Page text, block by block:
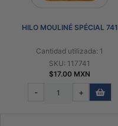
HILO MOULINÉ SPÉCIAL 741
Cantidad utilizada: 1
SKU: 117741
$17.00 MXN
- +